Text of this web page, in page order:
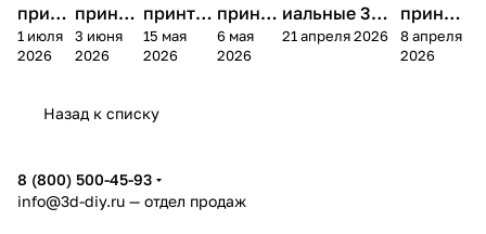
принт
ера
Bamb
1 июля
2026
принте
ра
Anycubi
4
3 июня
2026
принтер
а
FlashFo
Creator
15 мая
2026
принте
ра
Bambu
6 мая
2026
иальные 3D
принтеры на
21 апреля 2026
принте
ра
FlashF
8 апреля
2026
Назад к списку
8 (800) 500-45-93
info@3d-diy.ru — отдел продаж